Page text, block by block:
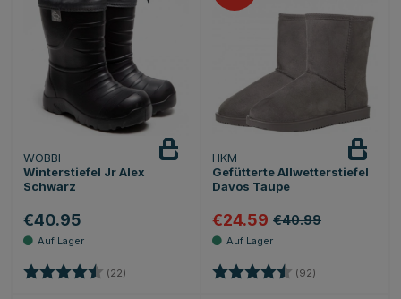
WOBBI
Winterstiefel Jr Alex
Schwarz
€40.95
Bewertung: (22) 4.4 von 5 Sternen
HKM
Gefütterte Allwetterstiefel
Davos Taupe
€24.59 €40.99
Bewertung: (92)